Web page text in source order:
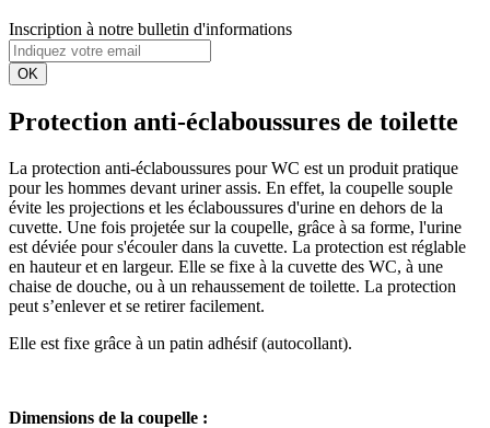
Inscription à notre bulletin d'informations
OK
Protection anti-éclaboussures de toilette
La protection anti-éclaboussures pour WC est un produit pratique
pour les hommes devant uriner assis. En effet, la coupelle souple
évite les projections et les éclaboussures d'urine en dehors de la
cuvette. Une fois projetée sur la coupelle, grâce à sa forme, l'urine
est déviée pour s'écouler dans la cuvette. La protection est réglable
en hauteur et en largeur. Elle se fixe à la cuvette des WC, à une
chaise de douche, ou à un rehaussement de toilette. La protection
peut s’enlever et se retirer facilement.
Elle est fixe grâce à un patin adhésif (autocollant).
Dimensions de la coupelle :